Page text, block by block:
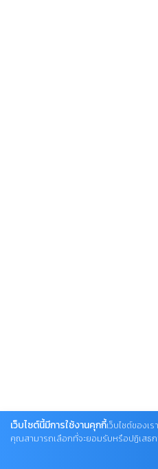
เว็บไซต์นี้มีการใช้งานคุกกี้เว็บไซต์ของเ
คุณสามารถเลือกที่จะยอมรับหรือปฏิเสธก